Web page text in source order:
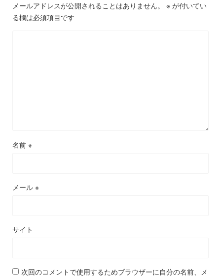
メールアドレスが公開されることはありません。 ※ が付いてい
る欄は必須項目です
名前 ※
メール ※
サイト
次回のコメントで使用するためブラウザーに自分の名前、メ